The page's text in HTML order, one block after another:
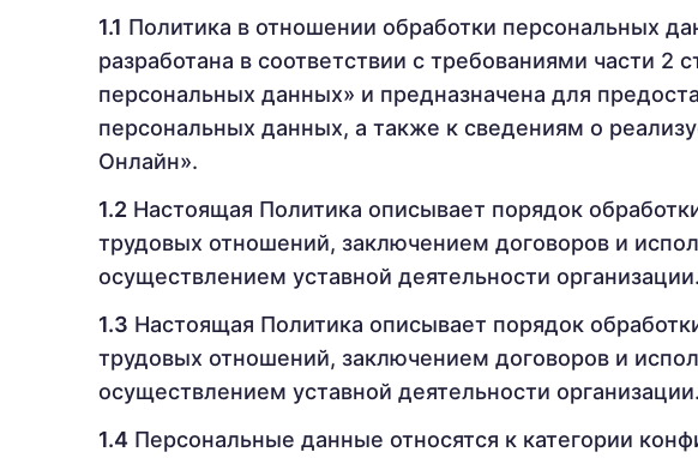
1.1 Политика в отношении обработки персональных
разработана в соответствии с требованиями части
персональных данных» и предназначена для
персональных данных, а также к сведениям о
Онлайн».
1.2 Настоящая Политика описывает порядок
трудовых отношений, заключением договоров и
осуществлением уставной деятельности организации.
1.3 Настоящая Политика описывает порядок
трудовых отношений, заключением договоров и
осуществлением уставной деятельности организации.
1.4 Персональные данные относятся к категории